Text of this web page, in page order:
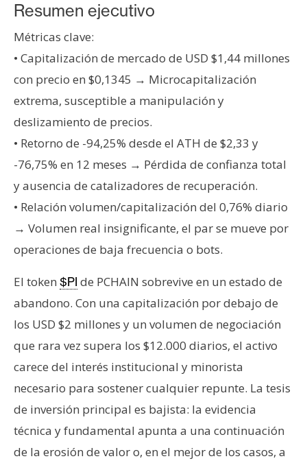
s
d
e
r
e
n
s
T
m
a
R
c
u
r
s
s
Resumen ejecutivo
Métricas clave:
• Capitalización de mercado de USD $1,44 millones
con precio en $0,1345 → Microcapitalización
extrema, susceptible a manipulación y
deslizamiento de precios.
• Retorno de -94,25% desde el ATH de $2,33 y
-76,75% en 12 meses → Pérdida de confianza total
y ausencia de catalizadores de recuperación.
• Relación volumen/capitalización del 0,76% diario
→ Volumen real insignificante, el par se mueve por
operaciones de baja frecuencia o bots.
El token $PI de PCHAIN sobrevive en un estado de
abandono. Con una capitalización por debajo de
los USD $2 millones y un volumen de negociación
que rara vez supera los $12.000 diarios, el activo
carece del interés institucional y minorista
necesario para sostener cualquier repunte. La tesis
de inversión principal es bajista: la evidencia
técnica y fundamental apunta a una continuación
de la erosión de valor o, en el mejor de los casos, a